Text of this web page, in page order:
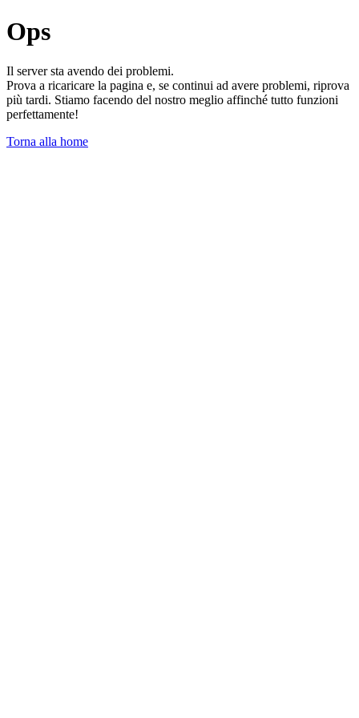
Ops
Il server sta avendo dei problemi.
Prova a ricaricare la pagina e, se continui ad avere problemi, riprova
più tardi. Stiamo facendo del nostro meglio affinché tutto funzioni
perfettamente!
Torna alla home